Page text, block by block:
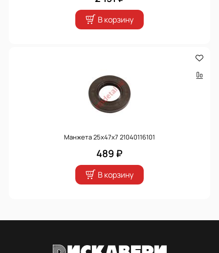
В корзину
Манжета 25х47х7 21040116101
489 ₽
В корзину